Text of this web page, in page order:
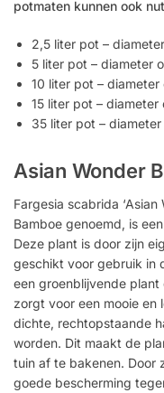
potmaten kunnen ook
2,5 liter pot –
5 liter pot – diameter
10 liter pot –
15 liter pot –
35 liter pot –
Asian Wonder
Fargesia scabrida
Bamboe genoemd, is
Deze plant is door zijn
geschikt voor gebruik in
een groenblijvende
zorgt voor een mooie en
dichte, rechtopstaande
worden. Dit maakt de
tuin af te bakenen. Door
goede bescherming